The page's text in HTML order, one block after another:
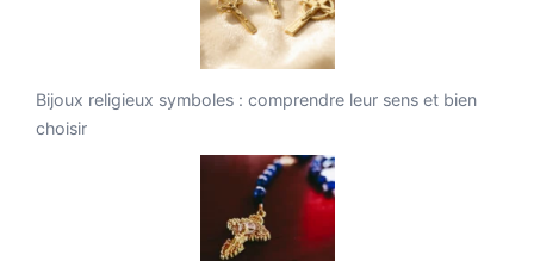
Bijoux religieux symboles : comprendre leur sens et bien
choisir